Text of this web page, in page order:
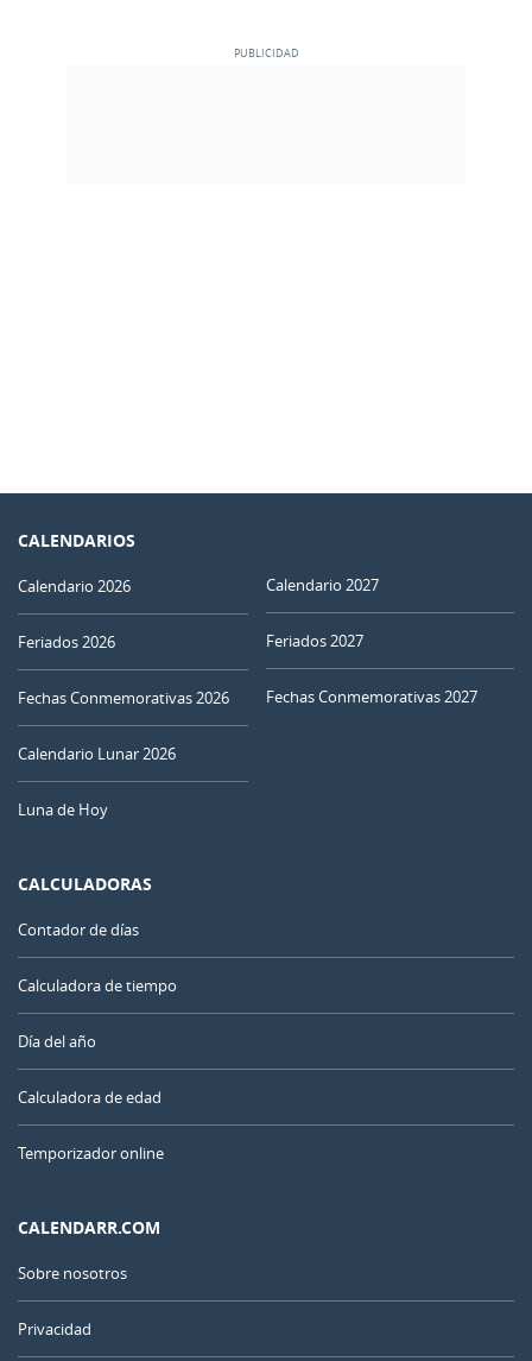
CALENDARIOS
Calendario 2026
Feriados 2026
Fechas Conmemorativas 2026
Calendario Lunar 2026
Luna de Hoy
Calendario 2027
Feriados 2027
Fechas Conmemorativas 2027
CALCULADORAS
Contador de días
Calculadora de tiempo
Día del año
Calculadora de edad
Temporizador online
CALENDARR.COM
Sobre nosotros
Privacidad